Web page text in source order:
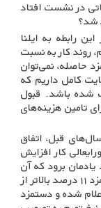
در نشست افتاد
رابطه به ایلنا
روند کار به نسبت
حاصله، نمی‌توان
کامل داریم که
شده باشد. قبول
برای تامین هزینه‌های
قبل، اتفاق
کار افزایش
یادمان برود که آن
زمان، نرخ تورم اعلامی ۴۶ درصد بود یعنی دستمزد ۱۱ درصد بالاتر از
الان تورم بهمن ۳۲ درصد اعلام شده و دستمزد